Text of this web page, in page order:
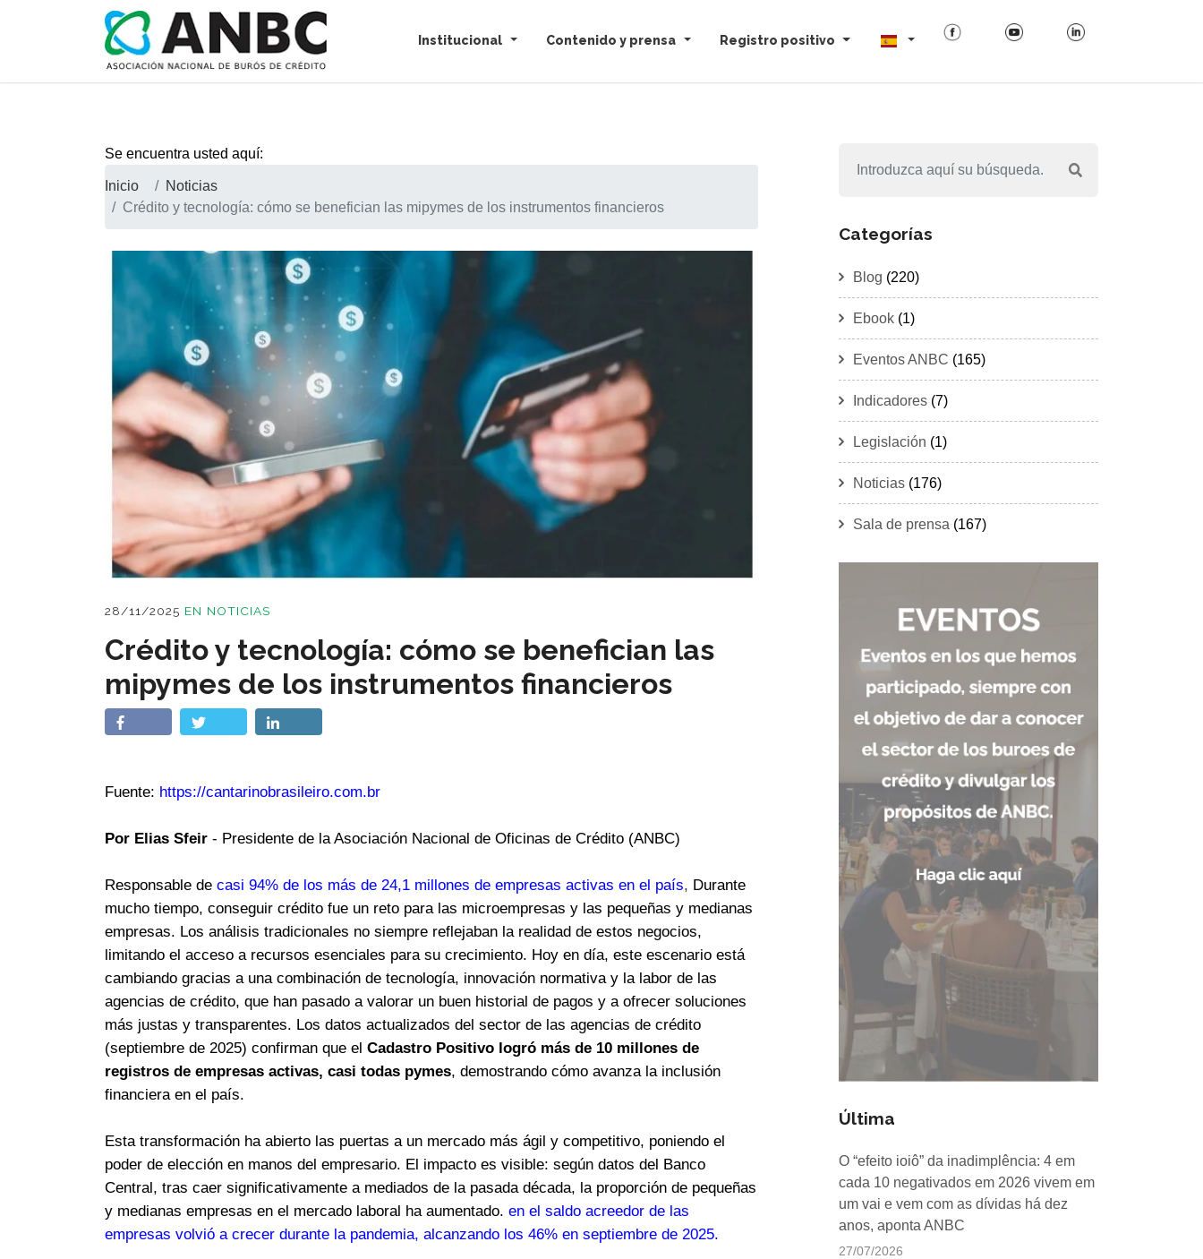
Institucional Contenido y prensa Registro positivo
Se encuentra usted aquí:
Inicio
Noticias
Crédito y tecnología: cómo se benefician las mipymes de los instrumentos financieros
28/11/2025 EN NOTICIAS
Crédito y tecnología: cómo se benefician las
mipymes de los instrumentos financieros
Fuente: https://cantarinobrasileiro.com.br
Por Elias Sfeir - Presidente de la Asociación Nacional de Oficinas de Crédito (ANBC)
Responsable de casi 94% de los más de 24,1 millones de empresas activas en el país, Durante
mucho tiempo, conseguir crédito fue un reto para las microempresas y las pequeñas y medianas
empresas. Los análisis tradicionales no siempre reflejaban la realidad de estos negocios,
limitando el acceso a recursos esenciales para su crecimiento. Hoy en día, este escenario está
cambiando gracias a una combinación de tecnología, innovación normativa y la labor de las
agencias de crédito, que han pasado a valorar un buen historial de pagos y a ofrecer soluciones
más justas y transparentes. Los datos actualizados del sector de las agencias de crédito
(septiembre de 2025) confirman que el Cadastro Positivo logró más de 10 millones de
registros de empresas activas, casi todas pymes, demostrando cómo avanza la inclusión
financiera en el país.
Esta transformación ha abierto las puertas a un mercado más ágil y competitivo, poniendo el
poder de elección en manos del empresario. El impacto es visible: según datos del Banco
Central, tras caer significativamente a mediados de la pasada década, la proporción de pequeñas
y medianas empresas en el mercado laboral ha aumentado. en el saldo acreedor de las
empresas volvió a crecer durante la pandemia, alcanzando los 46% en septiembre de 2025.
Categorías
Blog (220)
Ebook (1)
Eventos ANBC (165)
Indicadores (7)
Legislación (1)
Noticias (176)
Sala de prensa (167)
Última
O “efeito ioiô” da inadimplência: 4 em
cada 10 negativados em 2026 vivem em
um vai e vem com as dívidas há dez
anos, aponta ANBC
27/07/2026